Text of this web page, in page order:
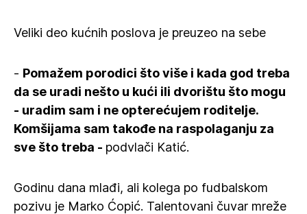
Veliki deo kućnih poslova je preuzeo na sebe
- Pomažem porodici što više i kada god treba
da se uradi nešto u kući ili dvorištu što mogu
- uradim sam i ne opterećujem roditelje.
Komšijama sam takođe na raspolaganju za
sve što treba - podvlači Katić.
Godinu dana mlađi, ali kolega po fudbalskom
pozivu je Marko Ćopić. Talentovani čuvar mreže